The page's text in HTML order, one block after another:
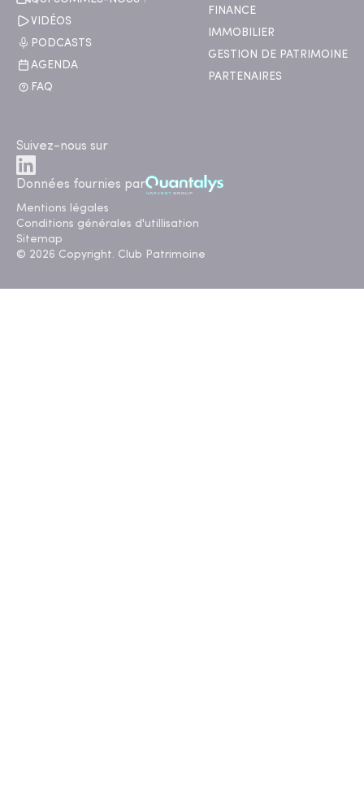
VIDÉOS
PODCASTS
AGENDA
FAQ
FINANCE
IMMOBILIER
GESTION DE PATRIMOINE
PARTENAIRES
Suivez-nous sur
Données fournies par
Mentions légales
Conditions générales d'utillisation
Sitemap
© 2026 Copyright. Club Patrimoine